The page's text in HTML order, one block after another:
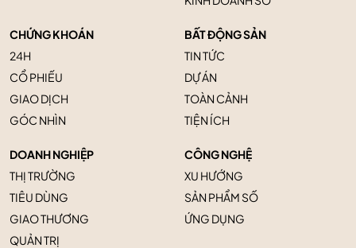
CHỨNG KHOÁN
24H
CỔ PHIẾU
GIAO DỊCH
GÓC NHÌN
BẤT ĐỘNG SẢN
TIN TỨC
DỰ ÁN
TOÀN CẢNH
TIỆN ÍCH
DOANH NGHIỆP
THỊ TRƯỜNG
TIÊU DÙNG
GIAO THƯƠNG
QUẢN TRỊ
CÔNG NGHỆ
XU HƯỚNG
SẢN PHẨM SỐ
ỨNG DỤNG